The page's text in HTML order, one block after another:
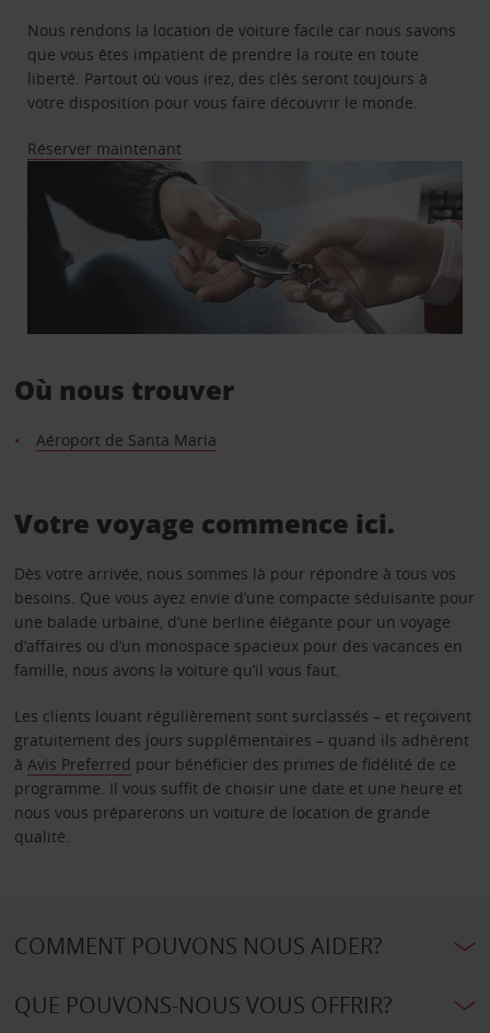
Nous rendons la location de voiture facile car nous savons
que vous êtes impatient de prendre la route en toute
liberté. Partout où vous irez, des clés seront toujours à
votre disposition pour vous faire découvrir le monde.
Réserver maintenant
Où nous trouver
Aéroport de Santa Maria
Votre voyage commence ici.
Dès votre arrivée, nous sommes là pour répondre à tous vos
besoins. Que vous ayez envie d’une compacte séduisante pour
une balade urbaine, d’une berline élégante pour un voyage
d’affaires ou d’un monospace spacieux pour des vacances en
famille, nous avons la voiture qu’il vous faut.
Les clients louant régulièrement sont surclassés – et reçoivent
gratuitement des jours supplémentaires – quand ils adhèrent
à Avis Preferred pour bénéficier des primes de fidélité de ce
programme. Il vous suffit de choisir une date et une heure et
nous vous préparerons un voiture de location de grande
qualité.
COMMENT POUVONS NOUS AIDER?
QUE POUVONS-NOUS VOUS OFFRIR?